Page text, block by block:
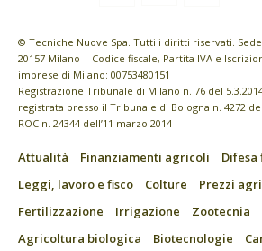
© Tecniche Nuove Spa. Tutti i diritti riservati.
20157 Milano | Codice fiscale, Partita IVA e
imprese di Milano: 00753480151
Registrazione Tribunale di Milano n. 76 del
registrata presso il Tribunale di Bologna n. 4272
ROC n. 24344 dell’11 marzo 2014
Attualità Finanziamenti agricoli
Leggi, lavoro e fisco
Colture
Prezzi
Fertilizzazione
Irrigazione Zootecnia
Agricoltura biologica
Biotecnologie